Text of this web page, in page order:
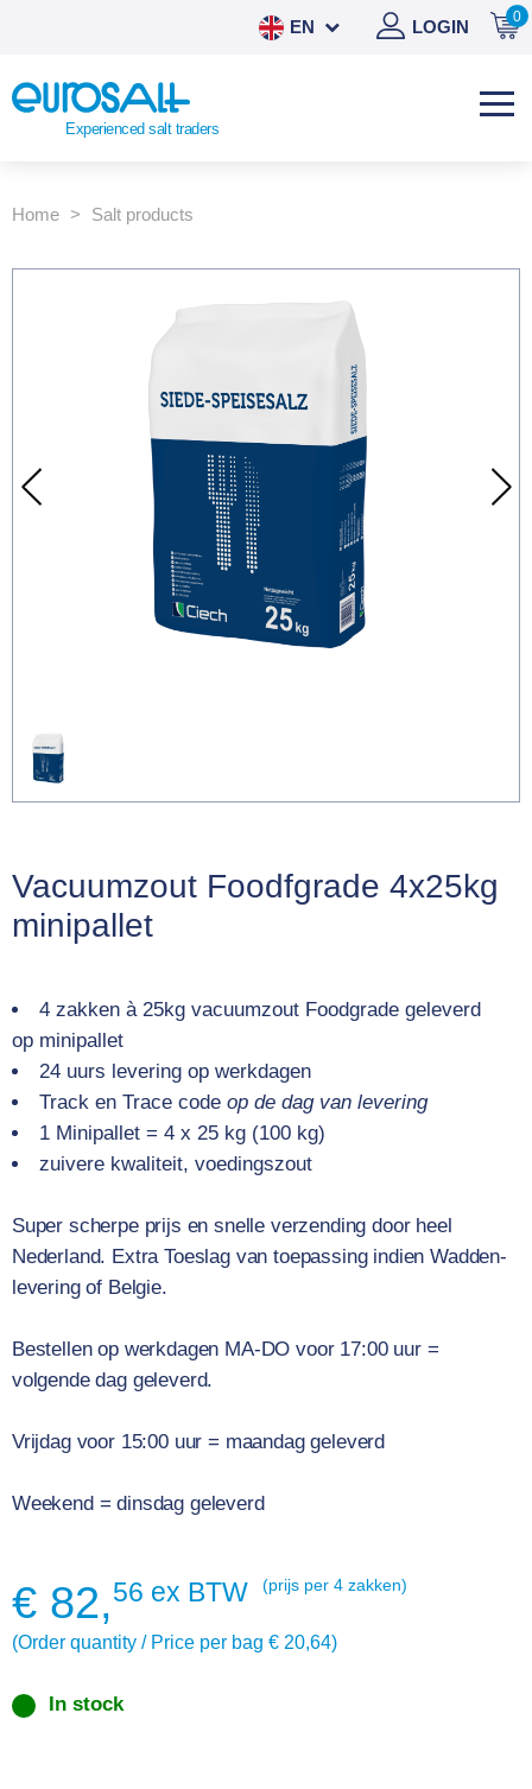
0
LOGIN
EN
Experienced salt traders
Home Salt products
Vacuumzout Foodfgrade 4x25kg
minipallet
4 zakken à 25kg vacuumzout Foodgrade geleverd
op minipallet
24 uurs levering op werkdagen
Track en Trace code op de dag van levering
1 Minipallet = 4 x 25 kg (100 kg)
zuivere kwaliteit, voedingszout
Super scherpe prijs en snelle verzending door heel
Nederland. Extra Toeslag van toepassing indien Wadden-
levering of Belgie.
Bestellen op werkdagen MA-DO voor 17:00 uur =
volgende dag geleverd.
Vrijdag voor 15:00 uur = maandag geleverd
Weekend = dinsdag geleverd
€ 82,56 ex BTW (prijs per 4 zakken)
(Order quantity / Price per bag € 20,64)
In stock